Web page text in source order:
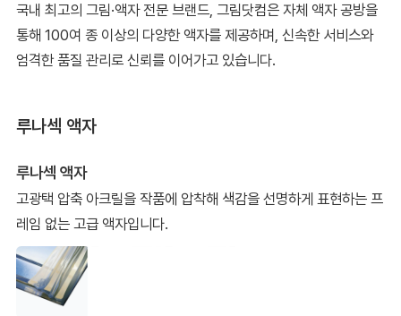
국내 최고의 그림·액자 전문 브랜드, 그림닷컴은 자체 액자 공방을
통해 100여 종 이상의 다양한 액자를 제공하며, 신속한 서비스와
엄격한 품질 관리로 신뢰를 이어가고 있습니다.
루나섹 액자
루나섹 액자
고광택 압축 아크릴을 작품에 압착해 색감을 선명하게 표현하는 프
레임 없는 고급 액자입니다.